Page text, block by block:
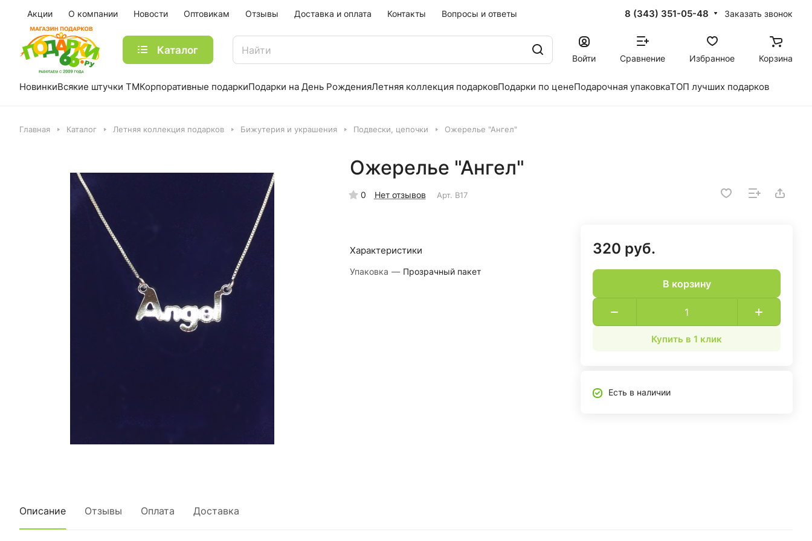
Акции О компании Новости Оптовикам Отзывы Доставка и оплата Контакты Вопросы и ответы 8 (343) 351-05-48 Заказать звонок
Каталог
Войти Сравнение Избранное Корзина
НовинкиВсякие штучки ТМКорпоративные подаркиПодарки на День РожденияЛетняя коллекция подарковПодарки по ценеПодарочная упаковкаТОП лучших подарков
Главная Каталог Летняя коллекция подарков Бижутерия и украшения Подвески, цепочки Ожерелье "Ангел"
Ожерелье "Ангел"
0 Нет отзывов Арт. В17
Характеристики
Упаковка — Прозрачный пакет
320 руб.
В корзину
Купить в 1 клик
Есть в наличии
Описание Отзывы Оплата Доставка